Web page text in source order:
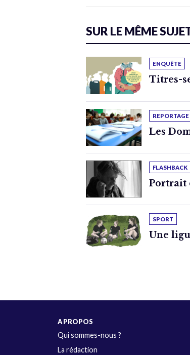
SUR LE MÊME
ENQUÊTE
Titres-
REPORTAGE
Les
FLASHBACK
Portrait
SPORT
Une
A PROPOS
Qui sommes-nous ?
La rédaction